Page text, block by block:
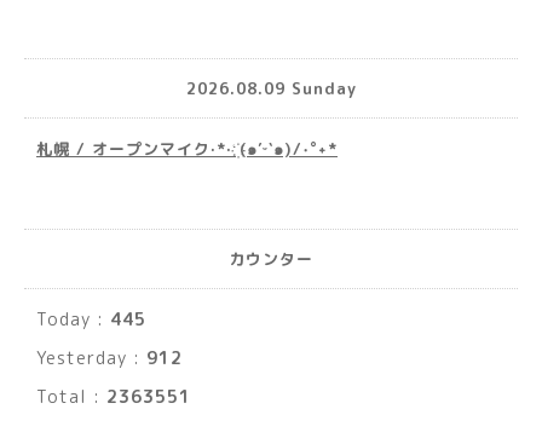
2026.08.09 Sunday
札幌 / オープンマイク·*· ҉(๑′ᵕ‵๑)/‧˚︎˖*
カウンター
Today : 445
Yesterday : 912
Total : 2363551